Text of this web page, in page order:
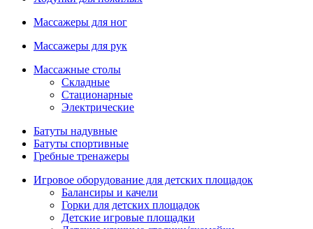
Массажеры для ног
Массажеры для рук
Массажные столы
Складные
Стационарные
Электрические
Батуты надувные
Батуты спортивные
Гребные тренажеры
Игровое оборудование для детских площадок
Балансиры и качели
Горки для детских площадок
Детские игровые площадки